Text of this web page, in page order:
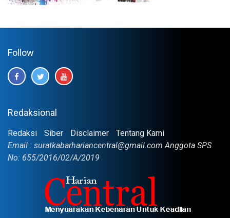
Follow
Redaksional
Redaksi Siber Disclaimer
Tentang Kami
Email : suratkabarhariancentral@gmail.com Anggota SPS
No: 655/2016/02/A/2019